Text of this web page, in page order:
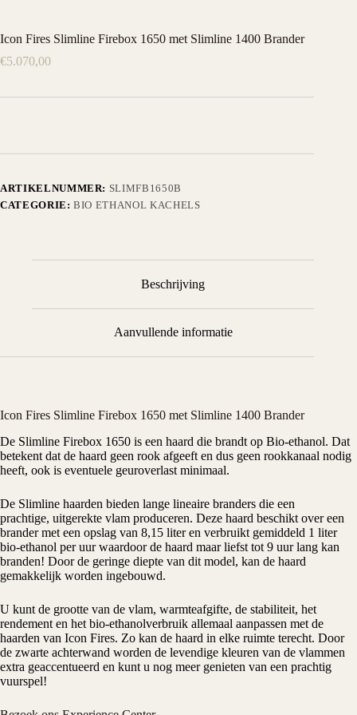
Icon Fires Slimline Firebox 1650 met Slimline 1400 Brander
€5.070,00
ARTIKELNUMMER: SLIMFB1650B
CATEGORIE:BIO ETHANOL KACHELS
Beschrijving
Aanvullende informatie
Icon Fires Slimline Firebox 1650 met Slimline 1400 Brander
De Slimline Firebox 1650 is een haard die brandt op Bio-ethanol. Dat
betekent dat de haard geen rook afgeeft en dus geen rookkanaal nodig
heeft, ook is eventuele geuroverlast minimaal.
De Slimline haarden bieden lange lineaire branders die een
prachtige, uitgerekte vlam produceren. Deze haard beschikt over een
brander met een opslag van 8,15 liter en verbruikt gemiddeld 1 liter
bio-ethanol per uur waardoor de haard maar liefst tot 9 uur lang kan
branden! Door de geringe diepte van dit model, kan de haard
gemakkelijk worden ingebouwd.
U kunt de grootte van de vlam, warmteafgifte, de stabiliteit, het
rendement en het bio-ethanolverbruik allemaal aanpassen met de
haarden van Icon Fires. Zo kan de haard in elke ruimte terecht. Door
de zwarte achterwand worden de levendige kleuren van de vlammen
extra geaccentueerd en kunt u nog meer genieten van een prachtig
vuurspel!